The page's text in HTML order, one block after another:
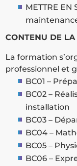
METTRE EN
CONTENU DE
La formation
professionnel et
BC01 –
BC02 –
installation
BC03 –
BC04 –
BC05 –
BC06 –